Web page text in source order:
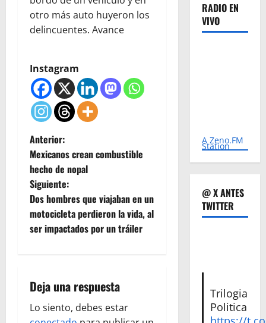
otro más auto huyeron los
delincuentes. Avance
Instagram
N
a
v
e
c
Anterior:
Mexicanos crean combustible
hecho de nopal
Siguiente:
Dos hombres que viajaban en un
motocicleta perdieron la vida, al
ser impactados por un tráiler
Deja una respuesta
Lo siento, debes estar
RADIO EN
VIVO
A Zeno.FM
Station
@ X ANTES
TWITTER
Trilogia
Politica